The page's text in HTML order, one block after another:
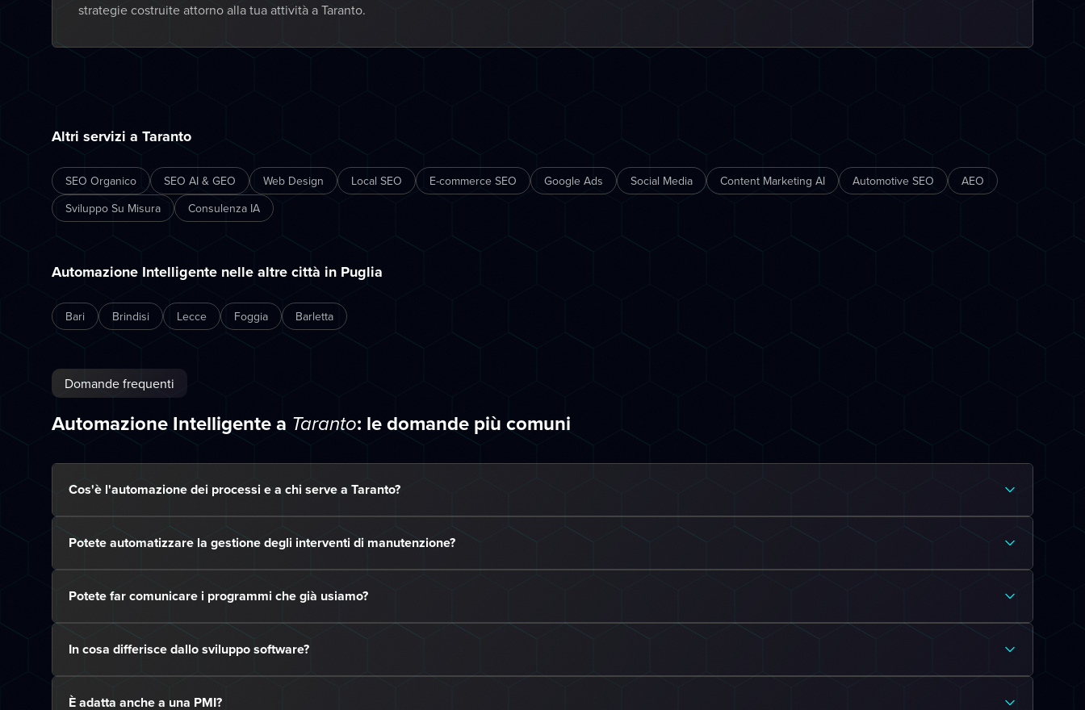
strategie costruite attorno alla tua attività a Taranto.
Altri servizi a Taranto
SEO Organico SEO AI & GEO Web Design Local SEO E-commerce SEO Google Ads Social Media Content Marketing AI Automotive SEO
AEO
Sviluppo Su Misura
Consulenza IA
Automazione Intelligente nelle altre città in Puglia
Bari Brindisi Lecce Foggia Barletta
Domande frequenti
Automazione Intelligente a Taranto: le domande più comuni
Cos'è l'automazione dei processi e a chi serve a Taranto?
Potete automatizzare la gestione degli interventi di manutenzione?
Potete far comunicare i programmi che già usiamo?
In cosa differisce dallo sviluppo software?
È adatta anche a una PMI?